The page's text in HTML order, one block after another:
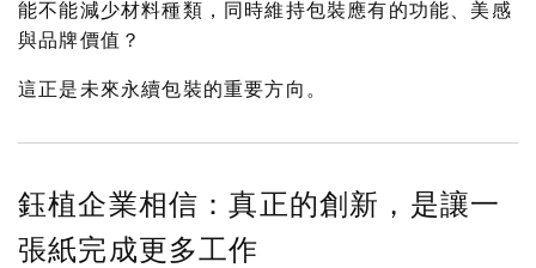
能不能減少材料種類，同時維持包裝應有的功能、美感
與品牌價值？
這正是未來永續包裝的重要方向。
鈺植企業相信：真正的創新，是讓一
張紙完成更多工作